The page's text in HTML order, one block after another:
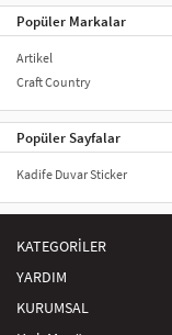
Popüler Markalar
Artikel
Craft Country
Popüler Sayfalar
Kadife Duvar Sticker
KATEGORİLER
YARDIM
KURUMSAL